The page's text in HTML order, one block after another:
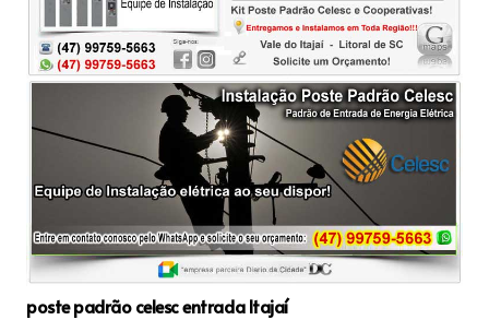
poste padrão celesc entrada Itajaí